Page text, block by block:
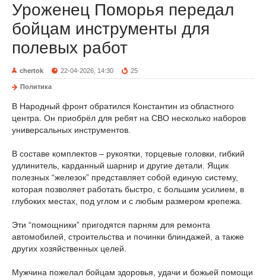
Уроженец Поморья передал
бойцам инструменты для
полевых работ
chertok 22-04-2026, 14:30 25
Политика
В Народный фронт обратился Константин из областного
центра. Он приобрёл для ребят на СВО несколько наборов
универсальных инструментов.
В составе комплектов – рукоятки, торцевые головки, гибкий
удлинитель, карданный шарнир и другие детали. Ящик
полезных “железок” представляет собой единую систему,
которая позволяет работать быстро, с большим усилием, в
глубоких местах, под углом и с любым размером крепежа.
Эти “помощники” пригодятся парням для ремонта
автомобилей, строительства и починки блиндажей, а также
других хозяйственных целей.
Мужчина пожелал бойцам здоровья, удачи и божьей помощи